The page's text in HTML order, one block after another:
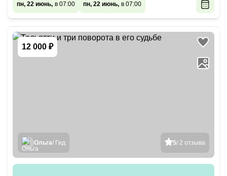
пн, 22 июнь, в 07:00 пн, 22 июнь, в 07:00
12 000 ₽
5/ 2 отзыва
Ольга/ Гид